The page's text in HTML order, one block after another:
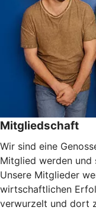
Mitgliedschaft
Wir sind eine
Mitglied werden
Unsere Mitglieder
wirtschaftlichen
verwurzelt und dort